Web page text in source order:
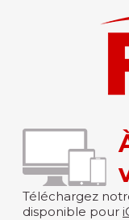
Téléchargez
disponible pour